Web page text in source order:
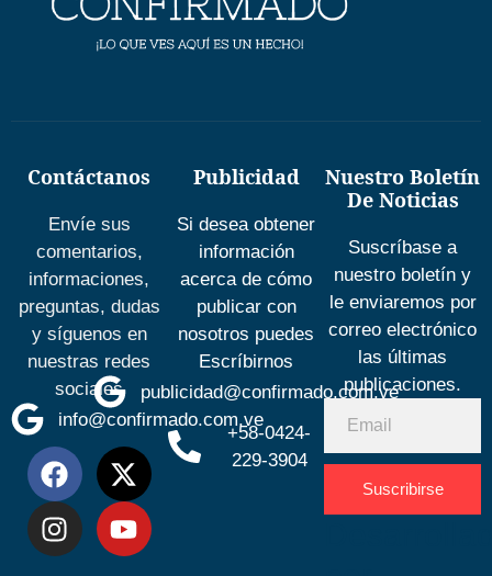
Contáctanos
Envíe sus
comentarios,
informaciones,
preguntas, dudas
y síguenos en
nuestras redes
sociales
info@confirmado.com.ve
Publicidad
Si desea obtener
información
acerca de cómo
publicar con
nosotros puedes
Escríbirnos
publicidad@confirmado.com.ve
+58-0424-
229-3904
Nuestro Boletín
De Noticias
Suscríbase a
nuestro boletín y
le enviaremos por
correo electrónico
las últimas
publicaciones.
Suscribirse